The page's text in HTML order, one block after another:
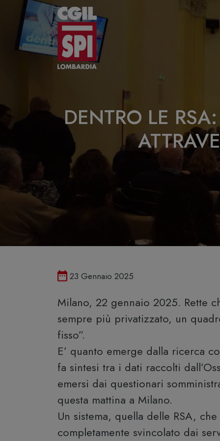
Vai al contenuto
DENTRO LE
Pubblicato il
23 Gennaio 2025
Milano, 22 gennaio 2025. Rette
sempre più privatizzato, un
fisso”.
E’ quanto emerge dalla ricerca
fa sintesi tra i dati raccolti
emersi dai questionari
questa mattina a Milano.
Un sistema, quella delle RSA,
completamente svincolato dai